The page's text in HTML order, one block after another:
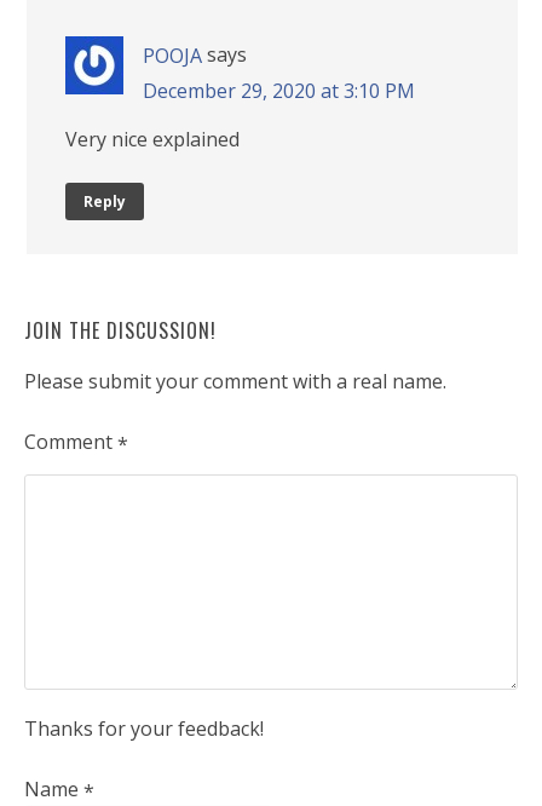
POOJAsays
December 29, 2020 at 3:10 PM
Very nice explained
Reply
JOIN THE DISCUSSION!
Please submit your comment with a real name.
Comment*
Thanks for your feedback!
Name *